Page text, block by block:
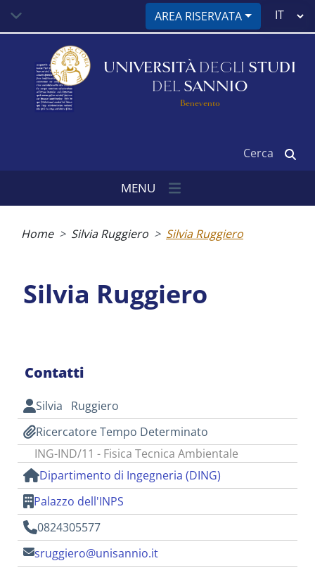
contenuto
AREA RISERVATA
Select
UNIVERSITÀ DEGLI STUDI
DEL SANNIO
Benevento
MENU
Home Silvia Ruggiero Silvia Ruggiero
Silvia Ruggiero
Contatti
Silvia Ruggiero
Ricercatore Tempo Determinato
ING-IND/11 - Fisica Tecnica Ambientale
Dipartimento di Ingegneria (DING)
Palazzo dell'INPS
0824305577
sruggiero@unisannio.it